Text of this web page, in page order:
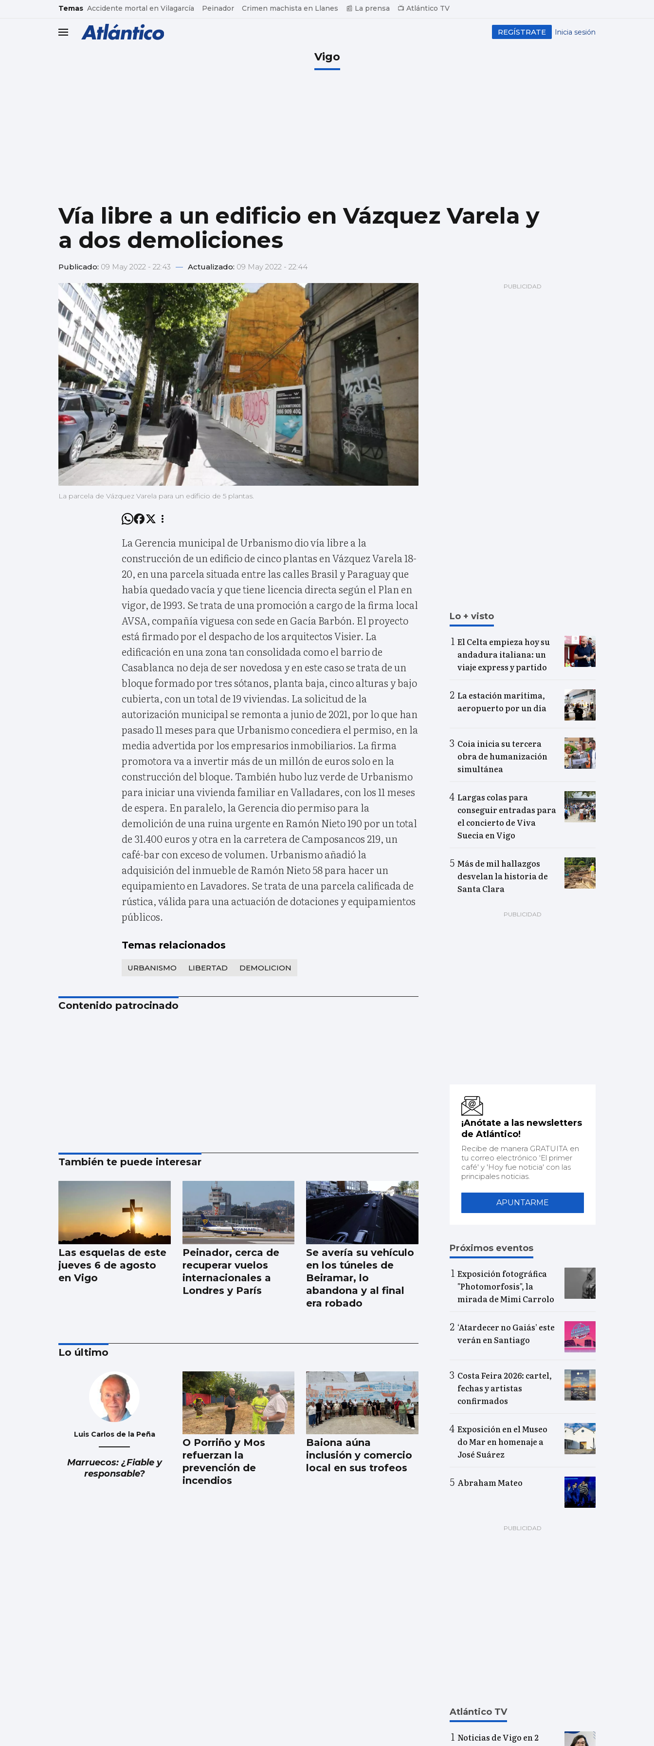
common.go-to-content
Temas Accidente mortal en Vilagarcía Peinador Crimen machista en Llanes 📰 La prensa 📺 Atlántico TV
header.menu.open Inicia sesión
REGÍSTRATE
Vigo
Vía libre a un edificio en Vázquez Varela y
a dos demoliciones
Publicado: 09 May 2022 - 22:43 — Actualizado: 09 May 2022 - 22:44
La parcela de Vázquez Varela para un edificio de 5 plantas.
La Gerencia municipal de Urbanismo dio vía libre a la
construcción de un edificio de cinco plantas en Vázquez Varela 18-
20, en una parcela situada entre las calles Brasil y Paraguay que
había quedado vacía y que tiene licencia directa según el Plan en
vigor, de 1993. Se trata de una promoción a cargo de la firma local
AVSA, compañía viguesa con sede en Gacía Barbón. El proyecto
está firmado por el despacho de los arquitectos Visier. La
edificación en una zona tan consolidada como el barrio de
Casablanca no deja de ser novedosa y en este caso se trata de un
bloque formado por tres sótanos, planta baja, cinco alturas y bajo
cubierta, con un total de 19 viviendas. La solicitud de la
autorización municipal se remonta a junio de 2021, por lo que han
pasado 11 meses para que Urbanismo concediera el permiso, en la
media advertida por los empresarios inmobiliarios. La firma
promotora va a invertir más de un millón de euros solo en la
construcción del bloque. También hubo luz verde de Urbanismo
para iniciar una vivienda familiar en Valladares, con los 11 meses
de espera. En paralelo, la Gerencia dio permiso para la
demolición de una ruina urgente en Ramón Nieto 190 por un total
de 31.400 euros y otra en la carretera de Camposancos 219, un
café-bar con exceso de volumen. Urbanismo añadió la
adquisición del inmueble de Ramón Nieto 58 para hacer un
equipamiento en Lavadores. Se trata de una parcela calificada de
rústica, válida para una actuación de dotaciones y equipamientos
públicos.
Temas relacionados
URBANISMO LIBERTAD DEMOLICION
Contenido patrocinado
También te puede interesar
Las esquelas de este
jueves 6 de agosto
en Vigo
Peinador, cerca de
recuperar vuelos
internacionales a
Londres y París
Se avería su vehículo
en los túneles de
Beiramar, lo
abandona y al final
era robado
Nuevas colas en
Castrelos por una
entrada para Iván
Ferreiro
Lo último
Luis Carlos de la Peña
Marruecos: ¿Fiable y
responsable?
O Porriño y Mos
refuerzan la
prevención de
incendios
Baiona aúna
inclusión y comercio
local en sus trofeos
Lo + visto
El Celta empieza hoy su
andadura italiana: un
viaje express y partido
La estación marítima,
aeropuerto por un día
Coia inicia su tercera
obra de humanización
simultánea
Largas colas para
conseguir entradas para
el concierto de Viva
Suecia en Vigo
Más de mil hallazgos
desvelan la historia de
Santa Clara
¡Anótate a las newsletters
de Atlántico!
Recibe de manera GRATUITA en
tu correo electrónico 'El primer
café' y 'Hoy fue noticia' con las
principales noticias.
APUNTARME
Próximos eventos
Exposición fotográfica
"Photomorfosis", la
mirada de Mimi Carrolo
‘Atardecer no Gaiás’ este
verán en Santiago
Costa Feira 2026: cartel,
fechas y artistas
confirmados
Exposición en el Museo
do Mar en homenaje a
José Suárez
Abraham Mateo
Atlántico TV
Noticias de Vigo en 2